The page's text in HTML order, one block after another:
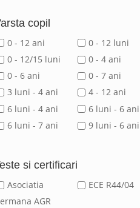
copil
0 - 12 ani
0 - 12 luni
0 - 12/15 luni
0 - 4 ani
0 - 6 ani
0 - 7 ani
3 luni - 4 ani
4 - 12 ani
6 luni - 4 ani
6 luni - 6 ani
6 luni - 7 ani
9 luni - 6 ani
si certificari
Asociatia
AGR
ECE R44/04